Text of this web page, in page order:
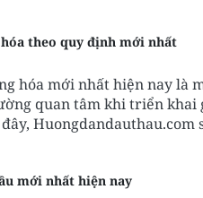
theo quy định mới nhất
hóa mới nhất hiện nay là
quan tâm khi triển
Huongdandauthau.com
mới nhất hiện nay